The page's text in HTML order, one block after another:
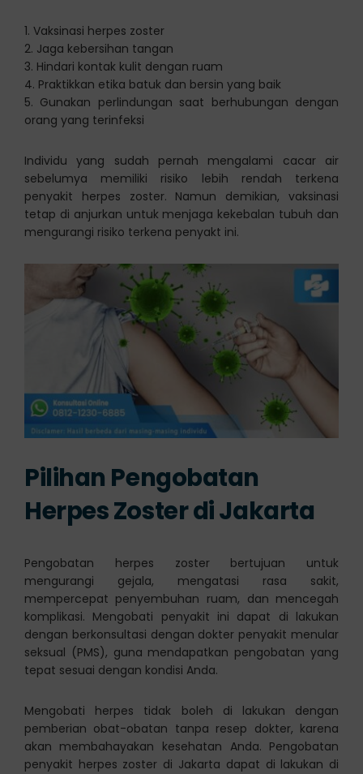
1. Vaksinasi herpes zoster
2. Jaga kebersihan tangan
3. Hindari kontak kulit dengan ruam
4. Praktikkan etika batuk dan bersin yang baik
5. Gunakan perlindungan saat berhubungan dengan
orang yang terinfeksi
Individu yang sudah pernah mengalami cacar air
sebelumya memiliki risiko lebih rendah terkena
penyakit herpes zoster. Namun demikian, vaksinasi
tetap di anjurkan untuk menjaga kekebalan tubuh dan
mengurangi risiko terkena penyakt ini.
Pilihan Pengobatan
Herpes Zoster di Jakarta
Pengobatan herpes zoster bertujuan untuk
mengurangi gejala, mengatasi rasa sakit,
mempercepat penyembuhan ruam, dan mencegah
komplikasi. Mengobati penyakit ini dapat di lakukan
dengan berkonsultasi dengan dokter penyakit menular
seksual (PMS), guna mendapatkan pengobatan yang
tepat sesuai dengan kondisi Anda.
Mengobati herpes tidak boleh di lakukan dengan
pemberian obat-obatan tanpa resep dokter, karena
akan membahayakan kesehatan Anda. Pengobatan
penyakit herpes zoster di Jakarta dapat di lakukan di